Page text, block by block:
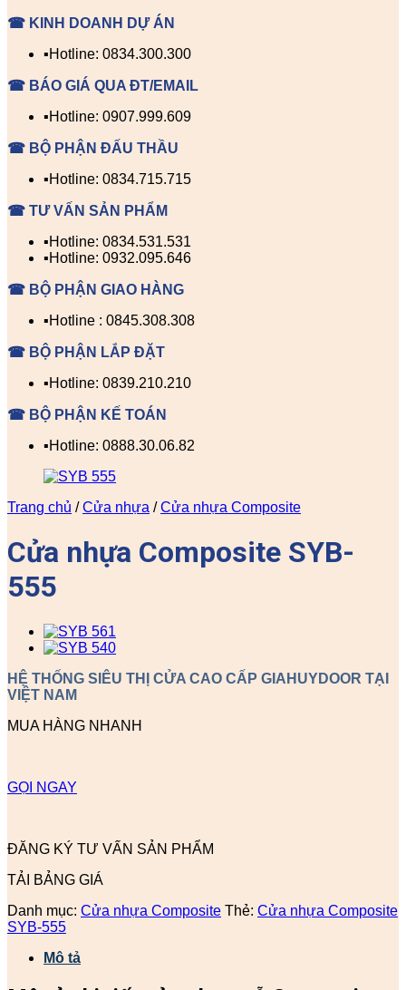
☎ KINH DOANH DỰ ÁN
▪️Hotline: 0834.300.300
☎ BÁO GIÁ QUA ĐT/EMAIL
▪️Hotline: 0907.999.609
☎ BỘ PHẬN ĐẤU THẦU
▪️Hotline: 0834.715.715
☎ TƯ VẤN SẢN PHẨM
▪️Hotline: 0834.531.531
▪️Hotline: 0932.095.646
☎ BỘ PHẬN GIAO HÀNG
▪️Hotline : 0845.308.308
☎ BỘ PHẬN LẮP ĐẶT
▪️Hotline: 0839.210.210
☎ BỘ PHẬN KẾ TOÁN
▪️Hotline: 0888.30.06.82
Trang chủ / Cửa nhựa / Cửa nhựa Composite
Cửa nhựa Composite SYB-
555
HỆ THỐNG SIÊU THỊ CỬA CAO CẤP GIAHUYDOOR TẠI
VIỆT NAM
MUA HÀNG NHANH
GỌI NGAY
ĐĂNG KÝ TƯ VẤN SẢN PHẨM
TẢI BẢNG GIÁ
Danh mục: Cửa nhựa Composite Thẻ: Cửa nhựa Composite
SYB-555
Mô tả